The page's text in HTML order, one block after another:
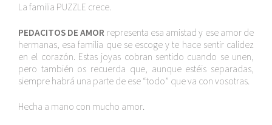
precios:
desde
120,00€
hasta
160,00€
La familia PUZZLE crece.
PEDACITOS DE AMOR representa esa amistad y ese amor de
hermanas, esa familia que se escoge y te hace sentir calidez
en el corazón. Estas joyas cobran sentido cuando se unen,
pero también os recuerda que, aunque estéis separadas,
siempre habrá una parte de ese “todo” que va con vosotras.
Hecha a mano con mucho amor.